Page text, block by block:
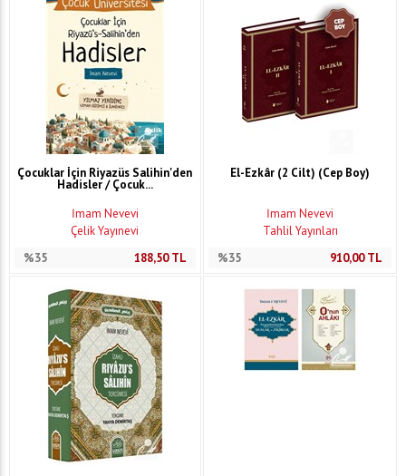
Çocuklar İçin Riyazüs Salihin'den
Hadisler / Çocuk...
İmam Nevevi
Çelik Yayınevi
%35
188,50TL
El-Ezkâr (2 Cilt) (Cep Boy)
İmam Nevevi
Tahlil Yayınları
%35
910,00TL